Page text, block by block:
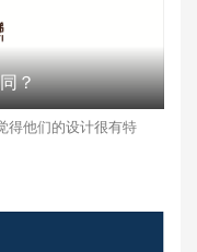
？
得他们的设计很有特